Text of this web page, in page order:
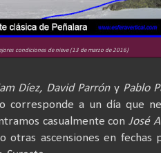
condiciones de nieve (13 de marzo de 2016)
Díez, David Parrón yPablo
corresponde a un día que
casualmente conJosé
otras ascensiones en fechas